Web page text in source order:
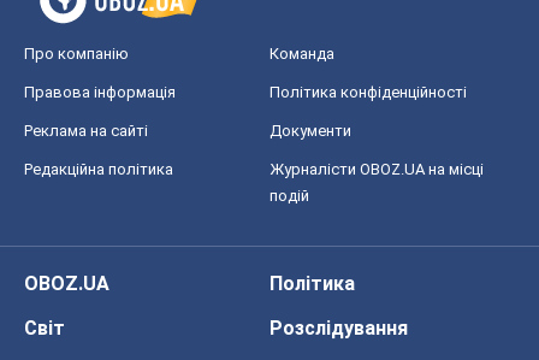
Про компанію Команда
Правова інформація Політика конфіденційності
Реклама на сайті Документи
Редакційна політика
Журналісти OBOZ.UA на місці
подій
OBOZ.UA
Політика
Світ
Розслідування